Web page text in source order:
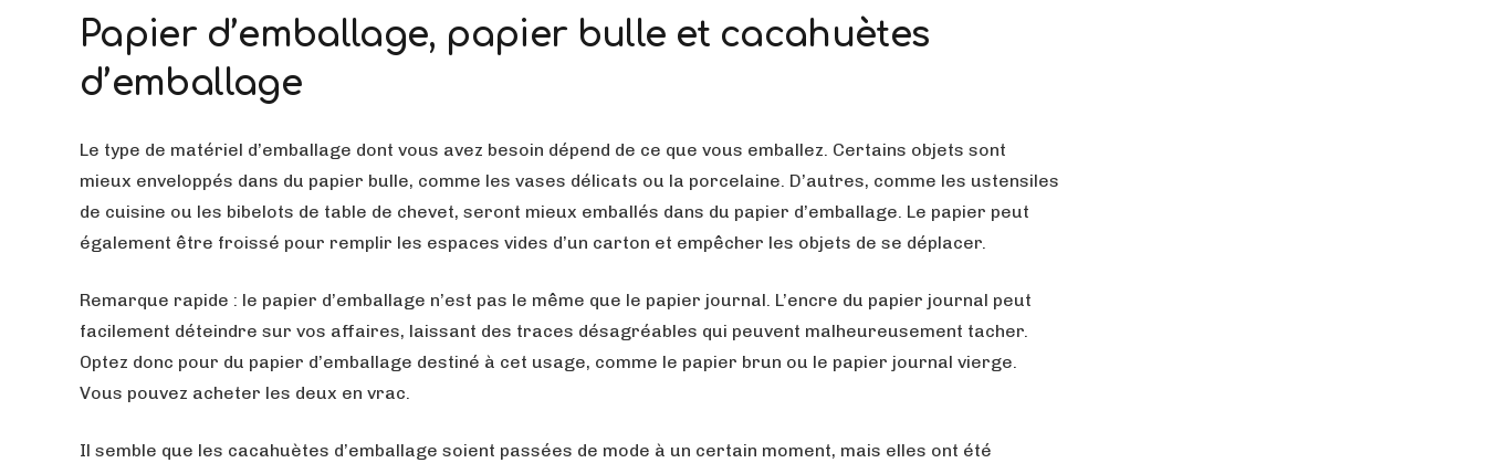
Papier d’emballage, papier bulle et cacahuètes
d’emballage
Le type de matériel d’emballage dont vous avez besoin dépend de ce que vous emballez. Certains objets sont
mieux enveloppés dans du papier bulle, comme les vases délicats ou la porcelaine. D’autres, comme les ustensiles
de cuisine ou les bibelots de table de chevet, seront mieux emballés dans du papier d’emballage. Le papier peut
également être froissé pour remplir les espaces vides d’un carton et empêcher les objets de se déplacer.
Remarque rapide : le papier d’emballage n’est pas le même que le papier journal. L’encre du papier journal peut
facilement déteindre sur vos affaires, laissant des traces désagréables qui peuvent malheureusement tacher.
Optez donc pour du papier d’emballage destiné à cet usage, comme le papier brun ou le papier journal vierge.
Vous pouvez acheter les deux en vrac.
Il semble que les cacahuètes d’emballage soient passées de mode à un certain moment, mais elles ont été